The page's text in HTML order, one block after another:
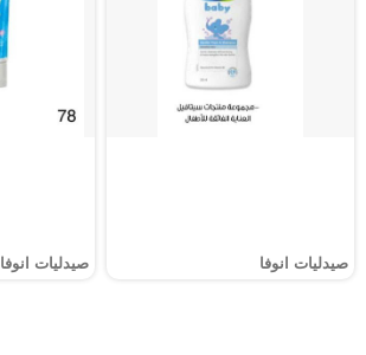
صيدليات انوفا صيدليات انوفا